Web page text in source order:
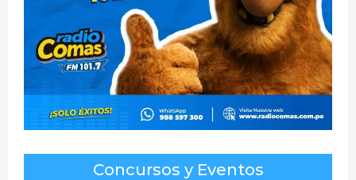
Concursos y Eventos